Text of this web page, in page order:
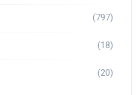
(797)
(18)
(20)